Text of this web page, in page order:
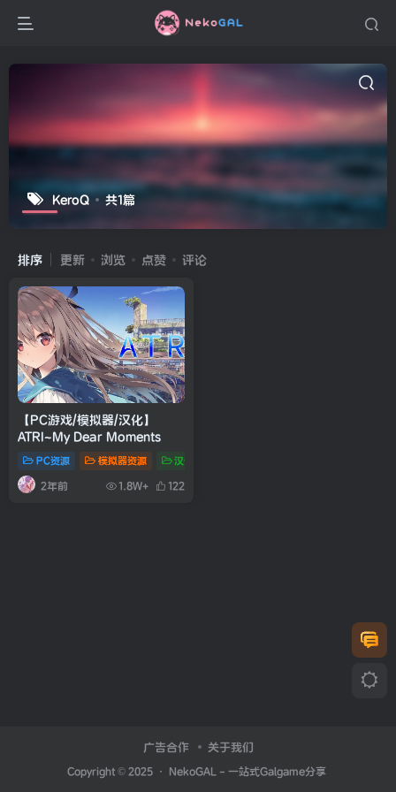
KeroQ 共1篇
排序 更新 浏览 点赞 评论
【PC游戏/模拟器/汉化】
ATRI~My Dear Moments
PC资源 模拟器资源 汉化资源
2年前 1.8W+ 122
广告合作 关于我们
Copyright © 2025 · NekoGAL - 一站式Galgame分享